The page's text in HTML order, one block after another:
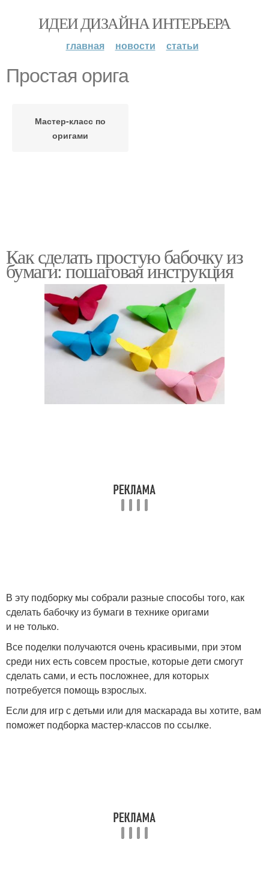
ИДЕИ ДИЗАЙНА ИНТЕРЬЕРА
главная новости статьи
Простая орига
Мастер-класс по
оригами
Как сделать простую бабочку из
бумаги: пошаговая инструкция
В эту подборку мы собрали разные способы того, как
сделать бабочку из бумаги в технике оригами
и не только.
Все поделки получаются очень красивыми, при этом
среди них есть совсем простые, которые дети смогут
сделать сами, и есть посложнее, для которых
потребуется помощь взрослых.
Если для игр с детьми или для маскарада вы хотите, вам
поможет подборка мастер-классов по ссылке.